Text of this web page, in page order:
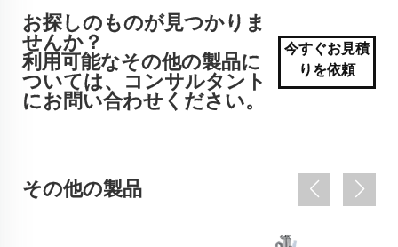
お探しのものが見つかりま
せんか？
利用可能なその他の製品に
ついては、コンサルタント
にお問い合わせください。
今すぐお見積
りを依頼
その他の製品